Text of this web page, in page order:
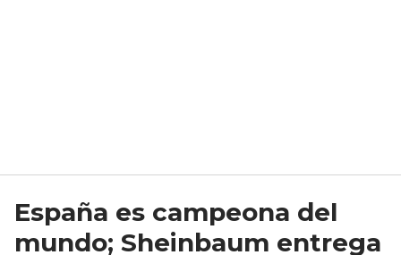
España es campeona del
mundo; Sheinbaum entrega